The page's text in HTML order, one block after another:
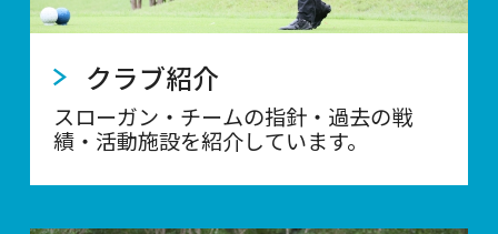
クラブ紹介
スローガン・チームの指針・過去の戦
績・活動施設を紹介しています。